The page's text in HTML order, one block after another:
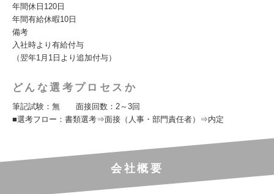
年間休日120日
年間有給休暇10日
備考
入社時より有給付与
（翌年1月1日より追加付与）
どんな選考プロセスか
筆記試験：無 面接回数：2～3回
■選考フロー：書類選考⇒面接（人事・部門責任者）⇒内定
会社概要